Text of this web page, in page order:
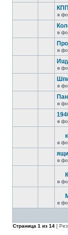
в
в
в
в
в
в
в
в
в
в
в
Страница 1 из 14 [